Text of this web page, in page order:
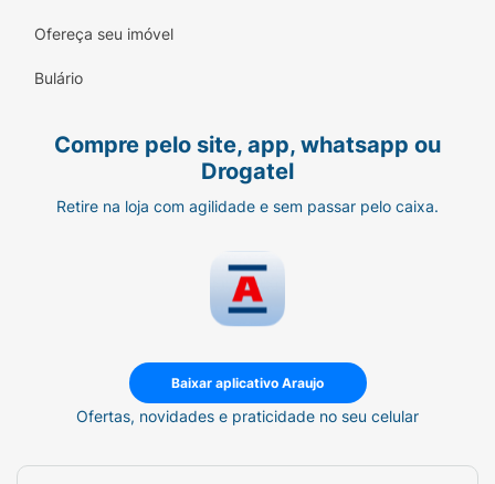
Ofereça seu imóvel
Bulário
Compre pelo site, app, whatsapp ou
Drogatel
Retire na loja com agilidade e sem passar pelo caixa.
Baixar aplicativo Araujo
Ofertas, novidades e praticidade no seu celular